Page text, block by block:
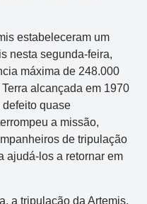
estabeleceram um
nesta segunda-feira,
máxima de 248.000
alcançada em 1970
quase
a missão,
de tripulação
ajudá-los a retornar em
a tripulação da Artemis,